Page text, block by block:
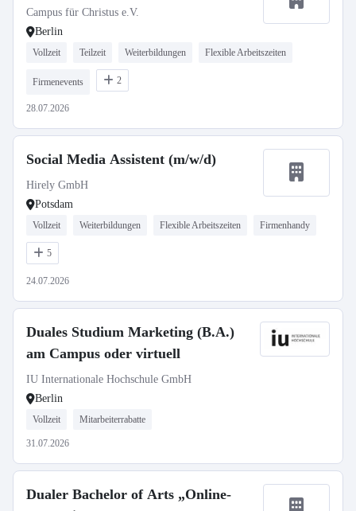
Campus für Christus e.V.
Berlin
Vollzeit Teilzeit Weiterbildungen Flexible Arbeitszeiten
Firmenevents 2
28.07.2026
Social Media Assistent (m/w/d)
Hirely GmbH
Potsdam
Vollzeit Weiterbildungen Flexible Arbeitszeiten Firmenhandy
5
24.07.2026
Duales Studium Marketing (B.A.)
am Campus oder virtuell
IU Internationale Hochschule GmbH
Berlin
Vollzeit Mitarbeiterrabatte
31.07.2026
Dualer Bachelor of Arts „Online-